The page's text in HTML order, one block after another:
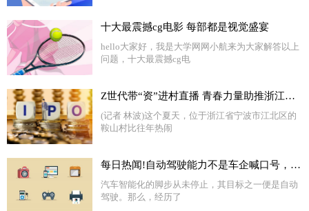
十大最震撼cg电影 每部都是视觉盛宴
hello大家好，我是大学网网小航来为大家解答以上
问题，十大最震撼cg电
Z世代带“资”进村直播 青春力量助推浙江乡村振兴
(记者 林波)这个夏天，位于浙江省宁波市江北区的
鞍山村比往年热闹
每日热闻!自动驾驶能力不是车企喊口号，奔驰L3级的国际认证比特斯拉还早
汽车智能化的脚步从未停止，其目标之一便是自动
驾驶。那么，经历了